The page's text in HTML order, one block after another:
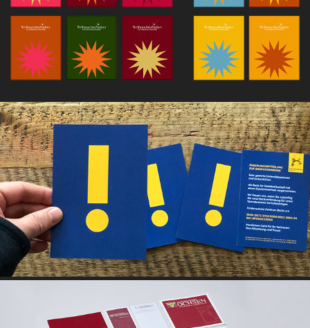
WEIHNACHTSZAUBER GENDARMENMARKT
CORPORATE DESIGN KINDERSCHUTZ-ZENTRUM BERLIN E.V.